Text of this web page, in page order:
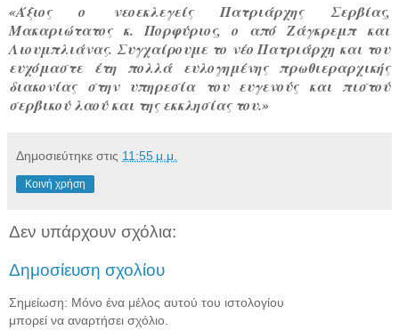
«Άξιος ο νεοεκλεγείς Πατριάρχης Σερβίας,
Μακαριώτατος κ. Πορφύριος, ο από Ζάγκρεμπ και
Λιουμπλιάνας. Συγχαίρουμε το νέο Πατριάρχη και του
ευχόμαστε έτη πολλά ευλογημένης πρωθιεραρχικής
διακονίας στην υπηρεσία του ευγενούς και πιστού
σερβικού λαού και της εκκλησίας του.»
Δημοσιεύτηκε στις 11:55 μ.μ.
Κοινή χρήση
Δεν υπάρχουν σχόλια:
Δημοσίευση σχολίου
Σημείωση: Μόνο ένα μέλος αυτού του ιστολογίου
μπορεί να αναρτήσει σχόλιο.